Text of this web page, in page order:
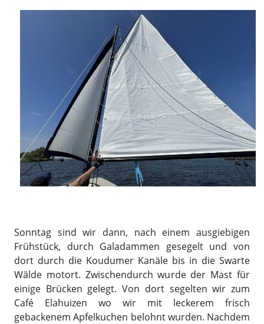
Sonntag sind wir dann, nach einem ausgiebigen
Frühstück, durch Galadammen gesegelt und von
dort durch die Koudumer Kanäle bis in die Swarte
Wälde motort. Zwischendurch wurde der Mast für
einige Brücken gelegt. Von dort segelten wir zum
Café Elahuizen wo wir mit leckerem frisch
gebackenem Apfelkuchen belohnt wurden. Nachdem